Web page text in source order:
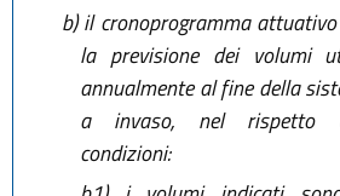
b)il cronoprogramma attuativo
la previsione dei volumi
annualmente al fine della
a invaso, nel rispetto
condizioni: